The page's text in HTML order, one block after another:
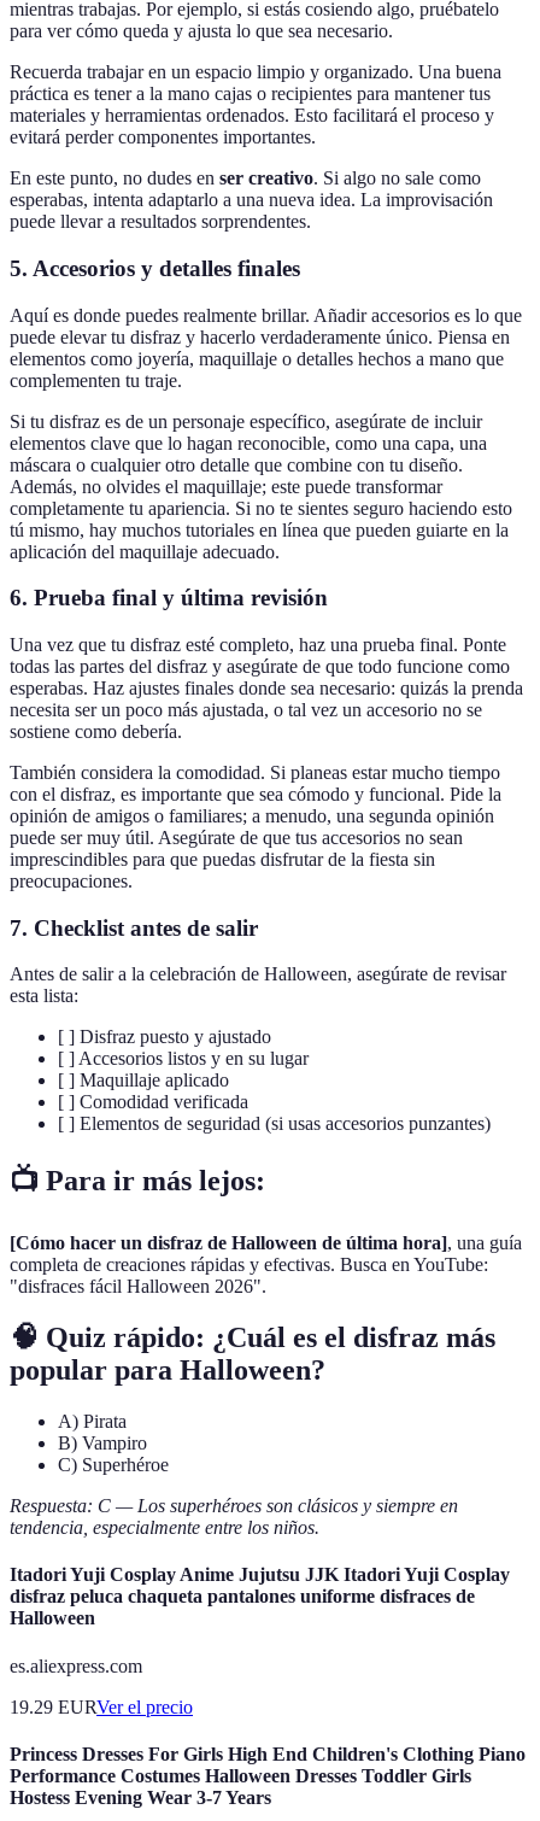
mientras trabajas. Por ejemplo, si estás cosiendo algo, pruébatelo
para ver cómo queda y ajusta lo que sea necesario.
Recuerda trabajar en un espacio limpio y organizado. Una buena
práctica es tener a la mano cajas o recipientes para mantener tus
materiales y herramientas ordenados. Esto facilitará el proceso y
evitará perder componentes importantes.
En este punto, no dudes en ser creativo. Si algo no sale como
esperabas, intenta adaptarlo a una nueva idea. La improvisación
puede llevar a resultados sorprendentes.
5. Accesorios y detalles finales
Aquí es donde puedes realmente brillar. Añadir accesorios es lo que
puede elevar tu disfraz y hacerlo verdaderamente único. Piensa en
elementos como joyería, maquillaje o detalles hechos a mano que
complementen tu traje.
Si tu disfraz es de un personaje específico, asegúrate de incluir
elementos clave que lo hagan reconocible, como una capa, una
máscara o cualquier otro detalle que combine con tu diseño.
Además, no olvides el maquillaje; este puede transformar
completamente tu apariencia. Si no te sientes seguro haciendo esto
tú mismo, hay muchos tutoriales en línea que pueden guiarte en la
aplicación del maquillaje adecuado.
6. Prueba final y última revisión
Una vez que tu disfraz esté completo, haz una prueba final. Ponte
todas las partes del disfraz y asegúrate de que todo funcione como
esperabas. Haz ajustes finales donde sea necesario: quizás la prenda
necesita ser un poco más ajustada, o tal vez un accesorio no se
sostiene como debería.
También considera la comodidad. Si planeas estar mucho tiempo
con el disfraz, es importante que sea cómodo y funcional. Pide la
opinión de amigos o familiares; a menudo, una segunda opinión
puede ser muy útil. Asegúrate de que tus accesorios no sean
imprescindibles para que puedas disfrutar de la fiesta sin
preocupaciones.
7. Checklist antes de salir
Antes de salir a la celebración de Halloween, asegúrate de revisar
esta lista:
[ ] Disfraz puesto y ajustado
[ ] Accesorios listos y en su lugar
[ ] Maquillaje aplicado
[ ] Comodidad verificada
[ ] Elementos de seguridad (si usas accesorios punzantes)
📺 Para ir más lejos:
[Cómo hacer un disfraz de Halloween de última hora], una guía
completa de creaciones rápidas y efectivas. Busca en YouTube:
"disfraces fácil Halloween 2026".
🧠 Quiz rápido: ¿Cuál es el disfraz más
popular para Halloween?
A) Pirata
B) Vampiro
C) Superhéroe
Respuesta: C — Los superhéroes son clásicos y siempre en
tendencia, especialmente entre los niños.
Itadori Yuji Cosplay Anime Jujutsu JJK Itadori Yuji Cosplay
disfraz peluca chaqueta pantalones uniforme disfraces de
Halloween
es.aliexpress.com
19.29 EURVer el precio
Princess Dresses For Girls High End Children's Clothing Piano
Performance Costumes Halloween Dresses Toddler Girls
Hostess Evening Wear 3-7 Years